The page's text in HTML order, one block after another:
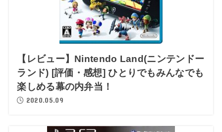
【レビュー】Nintendo Land(ニンテンドー
ランド) [評価・感想] ひとりでもみんなでも
楽しめる幕の内弁当！
2020.05.09